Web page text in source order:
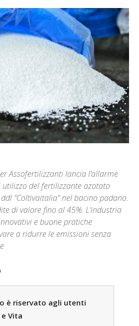
Assofertilizzanti lancia l’allarme
del fertilizzante azotato
"Coltivaitalia" nel bacino padano.
di valore fino al 45%. L’industria
e buone pratiche
a ridurre le emissioni senza
è riservato agli utenti
Vita